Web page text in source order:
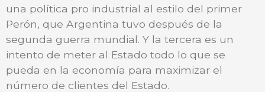
una política pro industrial al estilo del primer
Perón, que Argentina tuvo después de la
segunda guerra mundial. Y la tercera es un
intento de meter al Estado todo lo que se
pueda en la economía para maximizar el
número de clientes del Estado.